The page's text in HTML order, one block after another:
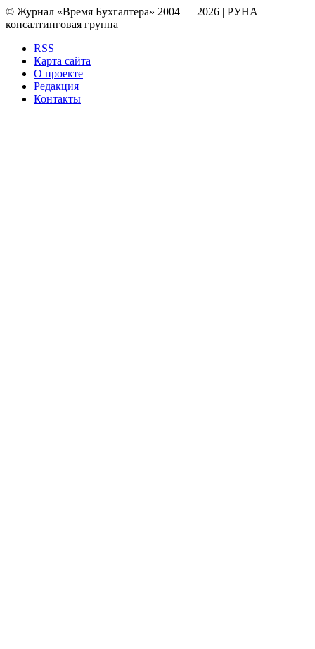
© Журнал «Время Бухгалтера» 2004 — 2026 | РУНА
консалтинговая группа
RSS
Карта сайта
О проекте
Редакция
Контакты